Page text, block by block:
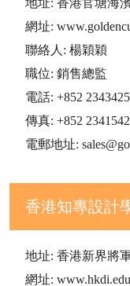
地址: 香港官塘海
網址:
聯絡人: 楊穎穎
職位: 銷售總監
電話: +852
傳真: +852
電郵地址:
香港知專設計
地址: 香港新界將
網址: